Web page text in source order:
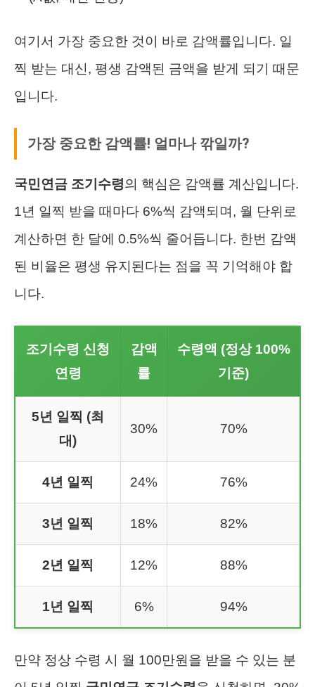
여기서 가장 중요한 것이 바로 감액률입니다. 일
찍 받는 대신, 평생 감액된 금액을 받게 되기 때문
입니다.
가장 중요한 감액률! 얼마나 깎일까?
국민연금 조기수령의 핵심은 감액률 계산입니다.
1년 일찍 받을 때마다 6%씩 감액되며, 월 단위로
계산하면 한 달에 0.5%씩 줄어듭니다. 한번 감액
된 비율은 평생 유지된다는 점을 꼭 기억해야 합
니다.
조기수령 신청
연령
감액
률
수령액 (정상 100%
기준)
5년 일찍 (최
대)
30% 70%
4년 일찍 24% 76%
3년 일찍 18% 82%
2년 일찍 12% 88%
1년 일찍 6% 94%
만약 정상 수령 시 월 100만원을 받을 수 있는 분